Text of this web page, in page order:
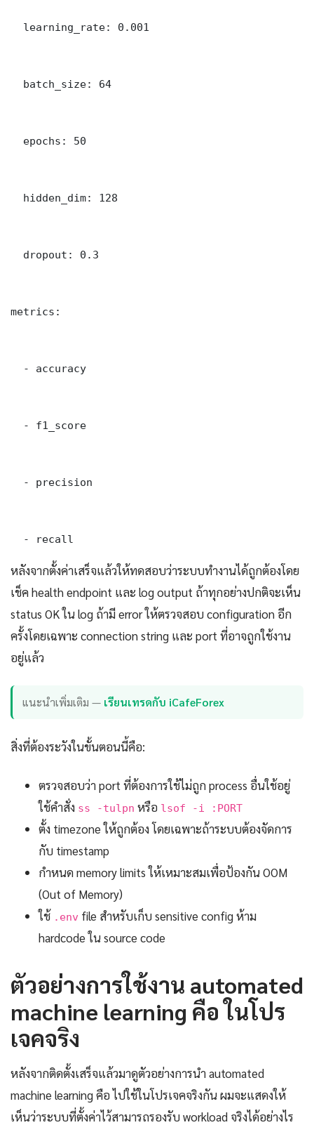
  learning_rate: 0.001
  batch_size: 64
  epochs: 50
  hidden_dim: 128
  dropout: 0.3
metrics:
  - accuracy
  - f1_score
  - precision
  - recall
หลังจากตั้งค่าเสร็จแล้วให้ทดสอบว่าระบบทำงานได้ถูกต้องโดย
เช็ค health endpoint และ log output ถ้าทุกอย่างปกติจะเห็น
status OK ใน log ถ้ามี error ให้ตรวจสอบ configuration อีก
ครั้งโดยเฉพาะ connection string และ port ที่อาจถูกใช้งาน
อยู่แล้ว
แนะนำเพิ่มเติม — เรียนเทรดกับ iCafeForex
สิ่งที่ต้องระวังในขั้นตอนนี้คือ:
ตรวจสอบว่า port ที่ต้องการใช้ไม่ถูก process อื่นใช้อยู่
ใช้คำสั่ง ss -tulpn หรือ lsof -i :PORT
ตั้ง timezone ให้ถูกต้อง โดยเฉพาะถ้าระบบต้องจัดการ
กับ timestamp
กำหนด memory limits ให้เหมาะสมเพื่อป้องกัน OOM
(Out of Memory)
ใช้ .env file สำหรับเก็บ sensitive config ห้าม
hardcode ใน source code
ตัวอย่างการใช้งาน automated
machine learning คือ ในโปร
เจคจริง
หลังจากติดตั้งเสร็จแล้วมาดูตัวอย่างการนำ automated
machine learning คือ ไปใช้ในโปรเจคจริงกัน ผมจะแสดงให้
เห็นว่าระบบที่ตั้งค่าไว้สามารถรองรับ workload จริงได้อย่างไร